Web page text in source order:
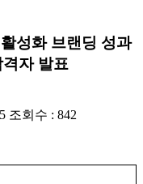
성화 브랜딩 성과
자 발표
조회수 : 842